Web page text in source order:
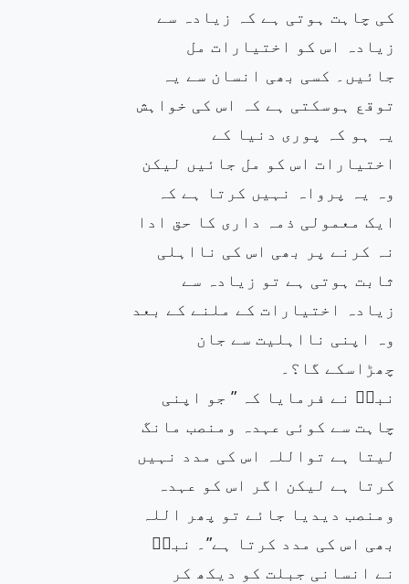
کی چاہت ہوتی ہے کہ زیادہ سے
زیادہ اس کو اختیارات مل
جائیں۔ کسی بھی انسان سے یہ
توقع ہوسکتی ہے کہ اس کی خواہش
یہ ہو کہ پوری دنیا کے
اختیارات اس کو مل جائیں لیکن
وہ یہ پرواہ نہیں کرتا ہے کہ
ایک معمولی ذمہ داری کا حق ادا
نہ کرنے پر بھی اس کی نااہلی
ثابت ہوتی ہے تو زیادہ سے
زیادہ اختیارات کے ملنے کے بعد
وہ اپنی نااہلیت سے جان
چھڑاسکے گا؟۔
نبیۖ نے فرمایا کہ ” جو اپنی
چاہت سے کوئی عہدہ ومنصب مانگ
لیتا ہے تواللہ اس کی مدد نہیں
کرتا ہے لیکن اگر اس کو عہدہ
ومنصب دیدیا جائے تو پھر اللہ
بھی اس کی مدد کرتا ہے”۔ نبیۖ
نے انسانی جبلت کو دیکھ کر